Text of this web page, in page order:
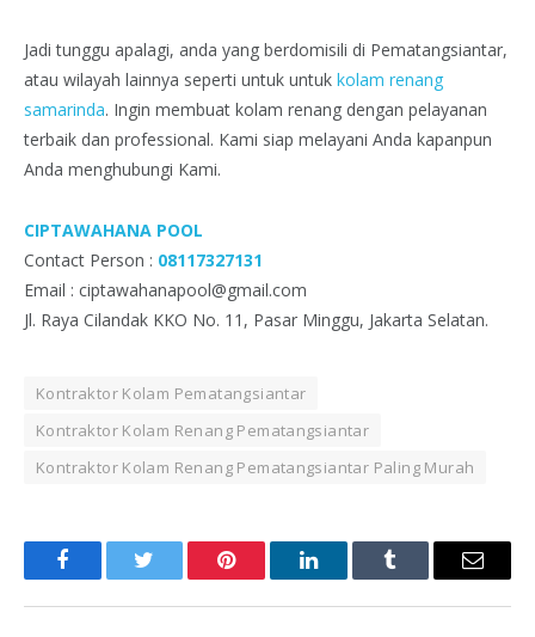
Jadi tunggu apalagi, anda yang berdomisili di Pematangsiantar,
atau wilayah lainnya seperti untuk untuk kolam renang
samarinda. Ingin membuat kolam renang dengan pelayanan
terbaik dan professional. Kami siap melayani Anda kapanpun
Anda menghubungi Kami.
CIPTAWAHANA POOL
Contact Person : 08117327131
Email : ciptawahanapool@gmail.com
Jl. Raya Cilandak KKO No. 11, Pasar Minggu, Jakarta Selatan.
Kontraktor Kolam Pematangsiantar
Kontraktor Kolam Renang Pematangsiantar
Kontraktor Kolam Renang Pematangsiantar Paling Murah
FacebookTwitter Pinterest LinkedInTumblr Email